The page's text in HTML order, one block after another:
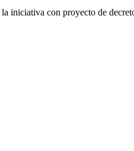
iniciativa con proyecto de